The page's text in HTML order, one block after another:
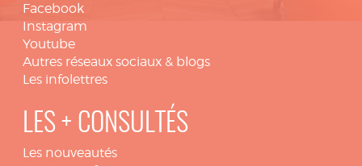
Facebook
Instagram
Youtube
Autres réseaux sociaux & blogs
Les infolettres
LES + CONSULTÉS
Les nouveautés